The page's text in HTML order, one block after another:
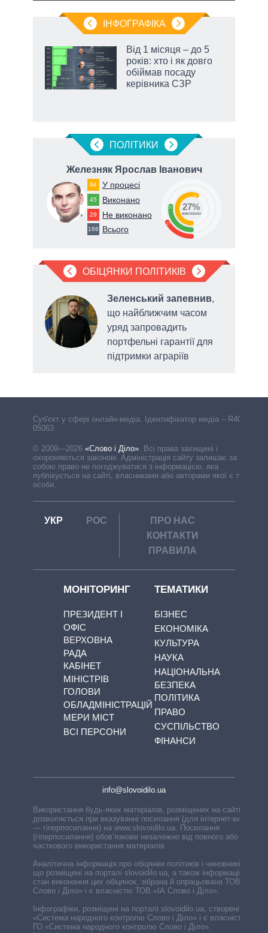
ІНФОГРАФІКА
Від 1 місяця – до 5
років: хто і як довго
обіймав посаду
керівника СЗР
ПОЛIТИКИ
Железняк Ярослав Іванович
94 У процесі
45 Виконано
29 Не виконано
168 Всього
17
27
56
27%
виконано
ОБІЦЯНКИ ПОЛІТИКІВ
Зеленський запевнив,
що найближчим часом
уряд запровадить
портфельні гарантії для
підтримки аграріїв
Cуб'єкт у сфері онлайн-медіа. Ідентифікатор медіа – R40-
05063
© 2009—2026 «Слово і Діло». Всі права захищені і
охороняються законом. Адміністрація сайту залишає за
собою право не погоджуватися з інформацією, яка
публікується на сайті, власниками або авторами якої є треті
особи.
УКР РОС
ПРО НАС
КОНТАКТИ
ПРАВИЛА
МОНІТОРИНГ
ПРЕЗИДЕНТ І
ОФІС
ВЕРХОВНА
РАДА
КАБІНЕТ
МІНІСТРІВ
ГОЛОВИ
ОБЛАДМІНІСТРАЦІЙ
МЕРИ МІСТ
ВСІ ПЕРСОНИ
ТЕМАТИКИ
БІЗНЕС
ЕКОНОМІКА
КУЛЬТУРА
НАУКА
НАЦІОНАЛЬНА
БЕЗПЕКА
ПОЛІТИКА
ПРАВО
СУСПІЛЬСТВО
ФІНАНСИ
info@slovoidilo.ua
Використання будь-яких матеріалів, розміщених на сайті,
дозволяється при вказуванні посилання (для інтернет-видань
— гіперпосилання) на www.slovoidilo.ua. Посилання
(гіперпосилання) обов’язкове незалежно від повного або
часткового використання матеріалів.
Аналітична інформація про обіцянки політиків і чиновників,
що розміщені на порталі slovoidilo.ua, а також інформація про
стан виконання цих обіцянок, зібрана й опрацьована ТОВ «ІА
Слово і Діло» і є власністю ТОВ «ІА Слово і Діло».
Інфографіки, розміщені на порталі slovoidilo.ua, створені ГО
«Система народного контролю Слово і Діло» і є власністю
ГО «Система народного контролю Слово і Діло».